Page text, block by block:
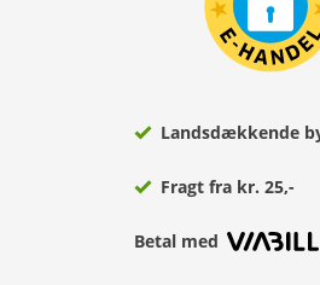
Landsdækkende
Fragt fra kr. 25,-
Betal med